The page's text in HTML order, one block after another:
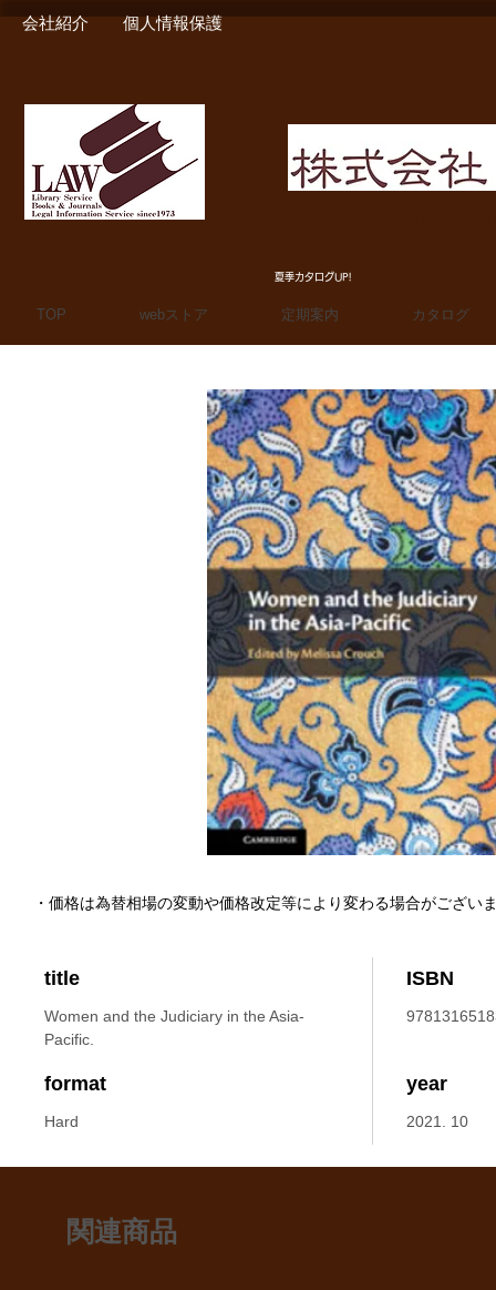
会社紹介 個人情報保護
夏季カタログUP!
TOP webストア 定期案内 カタログ
title
Women and the Judiciary in the Asia-
Pacific.
ISBN
format
Hard
year
2021. 10
・価格は為替相場の変動や価格改定等により変わる場合がござい
関連商品